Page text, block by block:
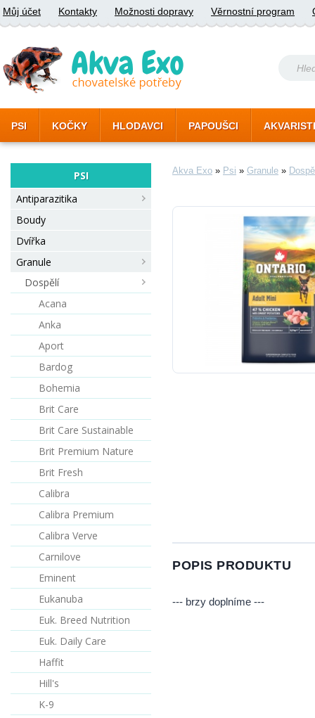
Můj účet Kontakty Možnosti dopravy Věrnostní program
PSI KOČKY HLODAVCI PAPOUŠCI
PSI
Antiparazitika
Boudy
Dvířka
Granule
Dospělí
Acana
Anka
Aport
Bardog
Bohemia
Brit Care
Brit Care Sustainable
Brit Premium Nature
Brit Fresh
Calibra
Calibra Premium
Calibra Verve
Carnilove
Eminent
Eukanuba
Euk. Breed Nutrition
Euk. Daily Care
Haffit
Hill's
K-9
Akva Exo » Psi » Granule »
POPIS PRODUKTU
--- brzy doplníme ---